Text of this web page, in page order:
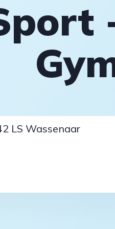
LS Wassenaar